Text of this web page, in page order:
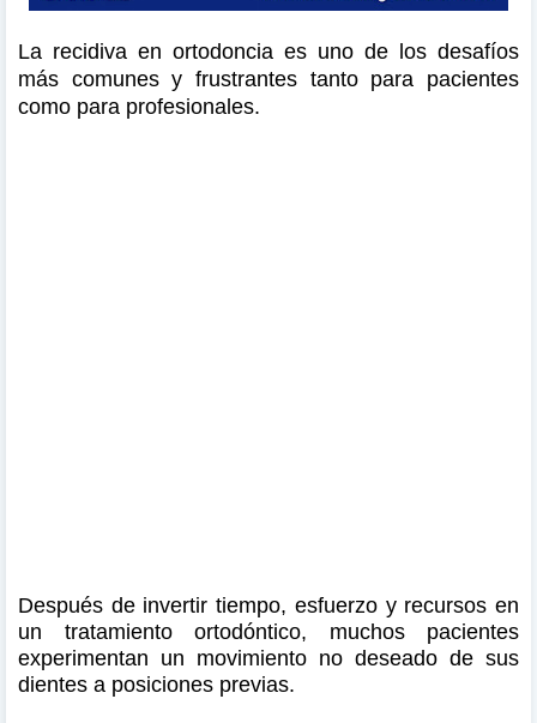
La recidiva en ortodoncia es uno de los desafíos
más comunes y frustrantes tanto para pacientes
como para profesionales.
Después de invertir tiempo, esfuerzo y recursos en
un tratamiento ortodóntico, muchos pacientes
experimentan un movimiento no deseado de sus
dientes a posiciones previas.